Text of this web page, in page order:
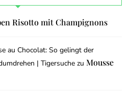
Risotto mit Champignons
au Chocolat: So gelingt der
| Tigersuche zu Mousse